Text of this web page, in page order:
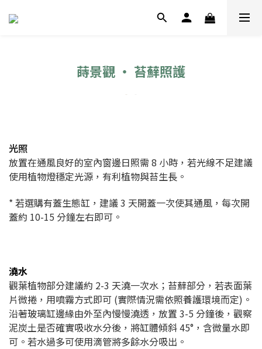
蒔景觀 ‧ 苔蘚照護
光照
放置在通風良好的室內窗邊日照需 8 小時，若光線不足建議
使用植物燈穩定光源，有利植物與苔生長。
* 若選購有蓋生態缸，建議 3 天開蓋一次使其通風，每次開
蓋約 10-15 分鐘左右即可。
澆水
觀葉植物部分建議約 2-3 天澆一次水；苔蘚部分，若表面葉
片微捲，用噴霧方式即可 (實際情況需依照養護環境而定)。
沿著玻璃缸邊緣由外至內慢慢澆透，放置 3-5 分鐘後，觀察
泥炭土是否確實吸收水分後，將缸體傾斜 45°，含微量水即
可。若水過多可使用滴管將多餘水分吸出。